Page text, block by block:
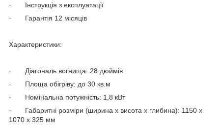
· Інструкція з експлуатації
· Гарантія 12 місяців
Характеристики:
· Діагональ вогнища: 28 дюймів
· Площа обігріву: до 30 кв.м
· Номінальна потужність: 1,8 кВт
· Габаритні розміри (ширина х висота х глибина): 1150 х
1070 х 325 мм